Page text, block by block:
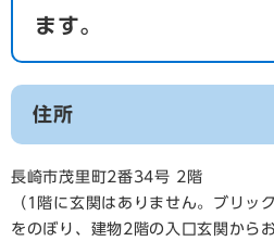
ます。
住所
長崎市茂里町2番34号 2階
（1階に玄関はありません。ブリッ
をのぼり、建物2階の入口玄関から